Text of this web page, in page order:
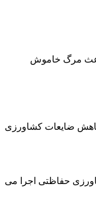
مرگ خاموش
کاهش ضایعات کشاورزی
حفاظتی اجرا می